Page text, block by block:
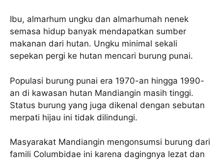
Ibu, almarhum ungku dan almarhumah nenek
semasa hidup banyak mendapatkan sumber
makanan dari hutan. Ungku minimal sekali
sepekan pergi ke hutan mencari burung punai.
Populasi burung punai era 1970-an hingga 1990-
an di kawasan hutan Mandiangin masih tinggi.
Status burung yang juga dikenal dengan sebutan
merpati hijau ini tidak dilindungi.
Masyarakat Mandiangin mengonsumsi burung dari
famili Columbidae ini karena dagingnya lezat dan